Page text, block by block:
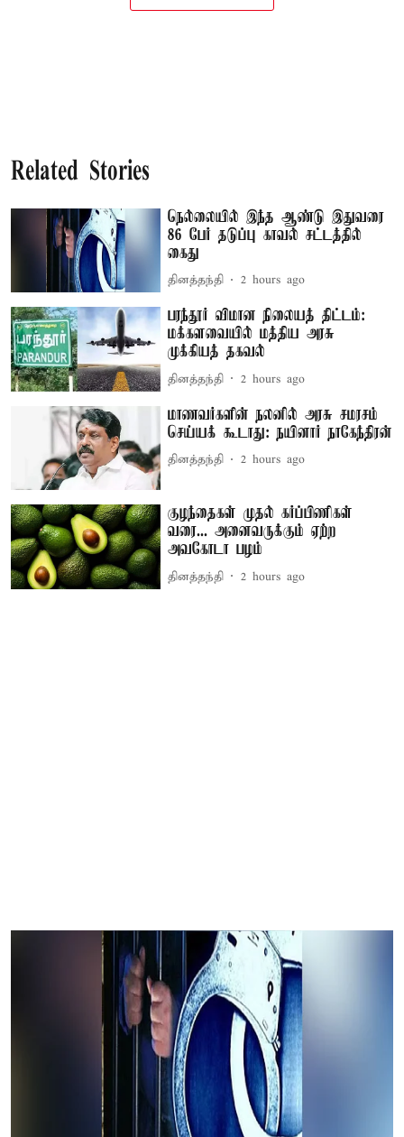
Related Stories
நெல்லையில் இந்த ஆண்டு இதுவரை
86 பேர் தடுப்பு காவல் சட்டத்தில்
கைது
தினத்தந்தி 2 hours ago
பரந்தூர் விமான நிலையத் திட்டம்:
மக்களவையில் மத்திய அரசு
முக்கியத் தகவல்
தினத்தந்தி 2 hours ago
மாணவர்களின் நலனில் அரசு சமரசம்
செய்யக் கூடாது: நயினார் நாகேந்திரன்
தினத்தந்தி 2 hours ago
குழந்தைகள் முதல் கர்ப்பிணிகள்
வரை... அனைவருக்கும் ஏற்ற
அவகோடா பழம்
தினத்தந்தி 2 hours ago